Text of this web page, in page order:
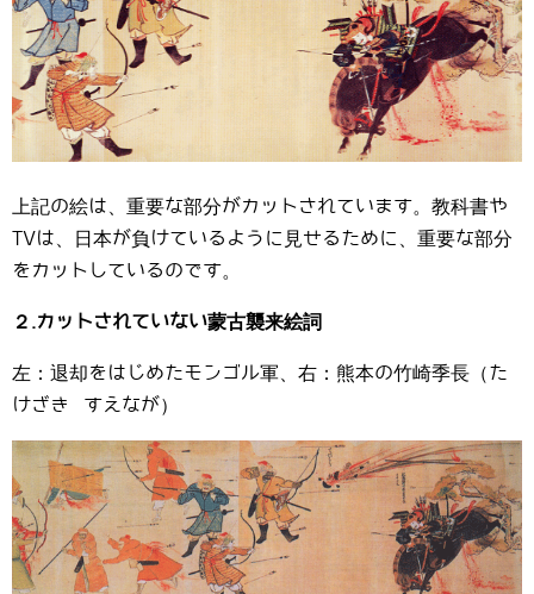
上記の絵は、重要な部分がカットされています。教科書や
TVは、日本が負けているように見せるために、重要な部分
をカットしているのです。
２.カットされていない蒙古襲来絵詞
左：退却をはじめたモンゴル軍、右：熊本の竹崎季長（た
けざき すえなが）